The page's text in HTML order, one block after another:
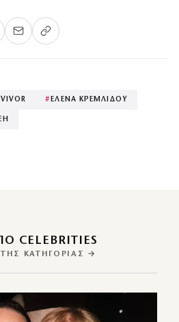
#ΕΛΕΝΑ ΚΡΕΜΛΙΔΟΥ
CELEBRITIES
ΚΑΤΗΓΟΡΊΑΣ →